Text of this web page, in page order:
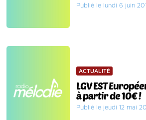
Publié le lundi 6 juin
ACTUALITÉ
LGV EST
à partir de 10€ !
Publié le jeudi 12 mai